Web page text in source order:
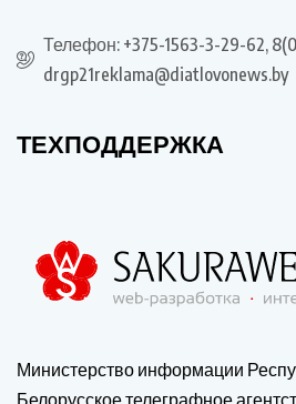
Телефон: +375-1563-3-29-62,
drgp21reklama@diatlovonews.by
ТЕХПОДДЕРЖКА
Министерство информации
Белорусское телеграфное